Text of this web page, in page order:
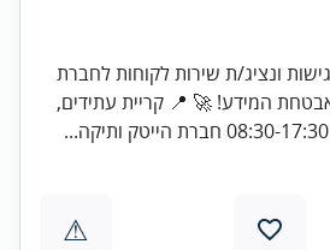
ונציג/ת שירות לקוחות לחברת
המידע! 🚀 📍 קריית עתידים,
⚠